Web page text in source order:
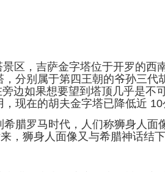
区，吉萨金字塔位于开罗的西
分别属于第四王朝的爷孙三代
边如果想要望到塔顶几乎是不
现在的胡夫金字塔已降低近 10
腊罗马时代，人们称狮身人面
，狮身人面像又与希腊神话结下